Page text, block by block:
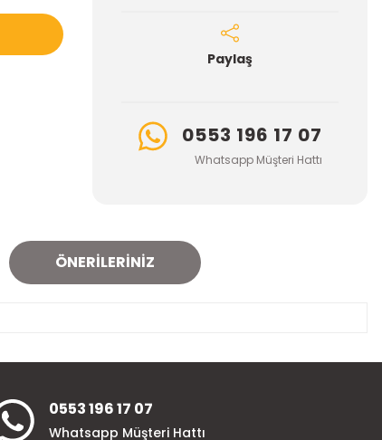
Paylaş
0553 196 17 07
Whatsapp Müşteri Hattı
ÖNERILERINIZ
0553 196 17 07
Whatsapp Müşteri Hattı